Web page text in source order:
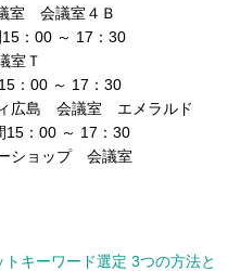
会議室４Ｂ
15：00 ～ 17：30
Ｔ
：00 ～ 17：30
島 会議室 エメラルド
15：00 ～ 17：30
ョップ 会議室
トキーワード選定 3つの方法と